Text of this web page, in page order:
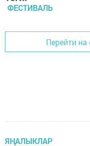
ФЕСТИВАЛЬ
Перейти на
ЯҢАЛЫКЛАР